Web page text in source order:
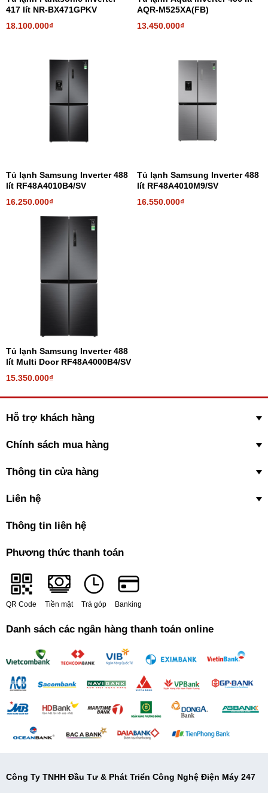
417 lít NR-BX471GPKV
18.100.000₫
AQR-M525XA(FB)
13.450.000₫
Tủ lạnh Samsung Inverter 488
lít RF48A4010B4/SV
16.250.000₫
Tủ lạnh Samsung Inverter 488
lít RF48A4010M9/SV
16.550.000₫
Tủ lạnh Samsung Inverter 488
lít Multi Door RF48A4000B4/SV
15.350.000₫
Hỗ trợ khách hàng
Chính sách mua hàng
Thông tin cửa hàng
Liên hệ
Thông tin liên hệ
Phương thức thanh toán
QR Code Tiền mặt Trả góp Banking
Danh sách các ngân hàng thanh toán online
Công Ty TNHH Đầu Tư & Phát Triển Công Nghệ Điện Máy 247